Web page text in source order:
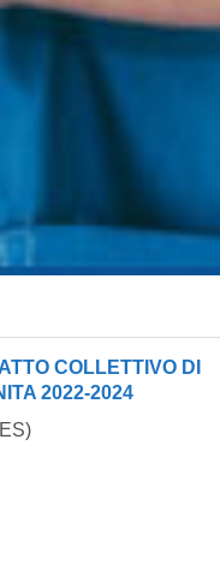
COLLETTIVO DI
2022-2024